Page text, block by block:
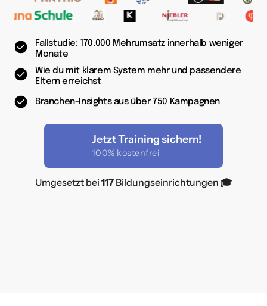
Fallstudie: 170.000 Mehrumsatz innerhalb weniger
Monate
Wie du mit klarem System mehr und passendere
Eltern erreichst
Branchen-Insights aus über 750 Kampagnen
Jetzt Training sichern!
100% kostenfrei
Umgesetzt bei 117 Bildungseinrichtungen 🎓